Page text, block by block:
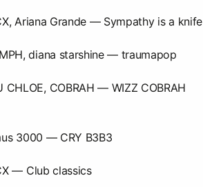
Ariana Grande — Sympathy is a knife
diana starshine — traumapop
CHLOE, COBRAH — WIZZ COBRAH
3000 — CRY B3B3
— Club classics